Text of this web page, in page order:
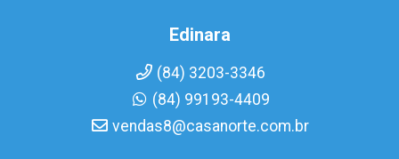
Edinara
(84) 3203-3346
(84) 99193-4409
vendas8@casanorte.com.br